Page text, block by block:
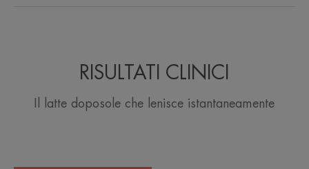
RISULTATI CLINICI
Il latte doposole che lenisce istantaneamente